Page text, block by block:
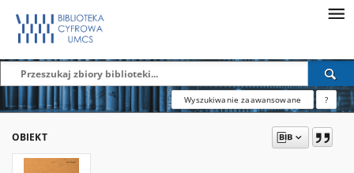
Wyszukiwanie zaawansowane ?
OBIEKT